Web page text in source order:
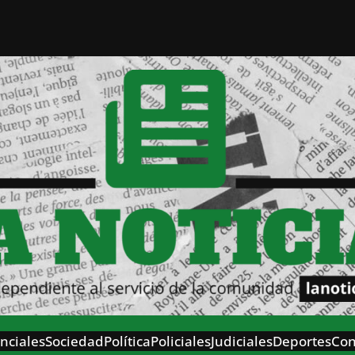
SociedadPolíticaPolicialesJudicialesDeportes